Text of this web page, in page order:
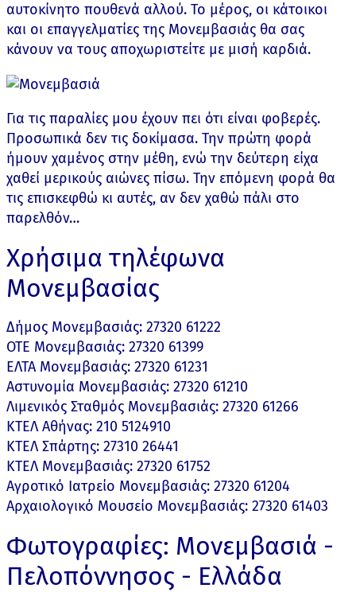
αυτοκίνητο πουθενά αλλού. Το μέρος, οι κάτοικοι
και οι επαγγελματίες της Μονεμβασιάς θα σας
κάνουν να τους αποχωριστείτε με μισή καρδιά.
Για τις παραλίες μου έχουν πει ότι είναι φοβερές.
Προσωπικά δεν τις δοκίμασα. Την πρώτη φορά
ήμουν χαμένος στην μέθη, ενώ την δεύτερη είχα
χαθεί μερικούς αιώνες πίσω. Την επόμενη φορά θα
τις επισκεφθώ κι αυτές, αν δεν χαθώ πάλι στο
παρελθόν…
Χρήσιμα τηλέφωνα
Μονεμβασίας
Δήμος Μονεμβασιάς: 27320 61222
ΟΤΕ Μονεμβασιάς: 27320 61399
ΕΛΤΑ Μονεμβασιάς: 27320 61231
Αστυνομία Μονεμβασιάς: 27320 61210
Λιμενικός Σταθμός Μονεμβασιάς: 27320 61266
ΚΤΕΛ Αθήνας: 210 5124910
ΚΤΕΛ Σπάρτης: 27310 26441
ΚΤΕΛ Μονεμβασιάς: 27320 61752
Αγροτικό Ιατρείο Μονεμβασιάς: 27320 61204
Αρχαιολογικό Μουσείο Μονεμβασιάς: 27320 61403
Φωτογραφίες: Μονεμβασιά -
Πελοπόννησος - Ελλάδα